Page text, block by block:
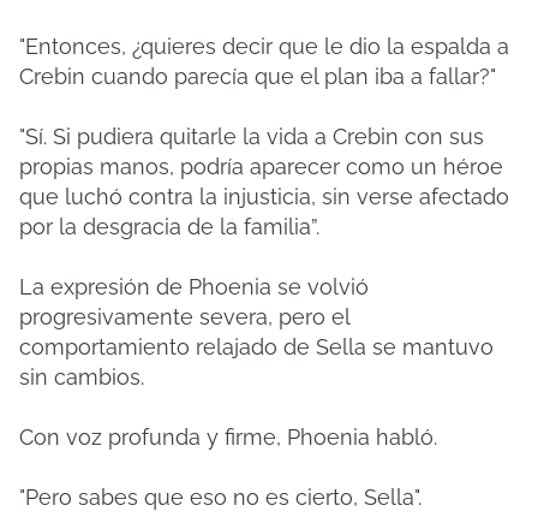
"Entonces, ¿quieres decir que le dio la espalda a
Crebin cuando parecía que el plan iba a fallar?"
"Sí. Si pudiera quitarle la vida a Crebin con sus
propias manos, podría aparecer como un héroe
que luchó contra la injusticia, sin verse afectado
por la desgracia de la familia”.
La expresión de Phoenia se volvió
progresivamente severa, pero el
comportamiento relajado de Sella se mantuvo
sin cambios.
Con voz profunda y firme, Phoenia habló.
"Pero sabes que eso no es cierto, Sella".